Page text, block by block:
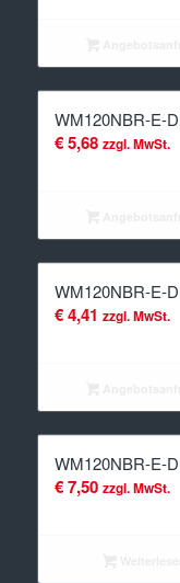
WM120NBR-E-
€5,68 zzgl. MwSt.
WM120NBR-E-
€4,41 zzgl. MwSt.
WM120NBR-E-
€7,50 zzgl. MwSt.